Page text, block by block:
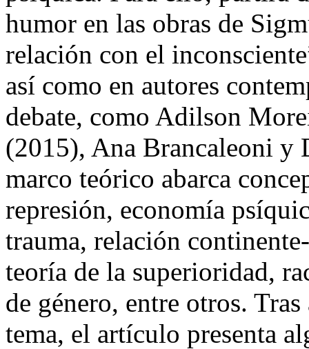
humor en las obras de
relación con el
así como en autores
debate, como Adilson
(2015), Ana Brancaleoni y
marco teórico abarca
represión, economía
trauma, relación
teoría de la superioridad,
de género, entre otros.
tema, el artículo presenta